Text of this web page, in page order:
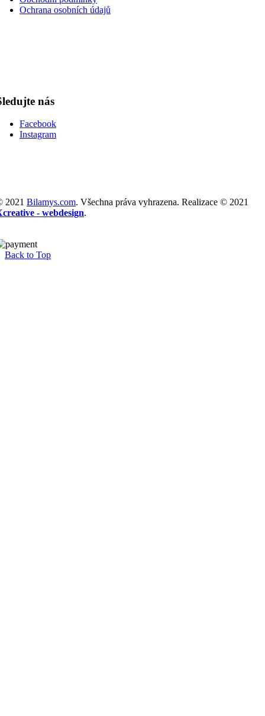
Ochrana osobních údajů
nás
Facebook
Instagram
2021 Bilamys.com. Všechna práva vyhrazena. Realizace © 2021
- webdesign.
Back to Top